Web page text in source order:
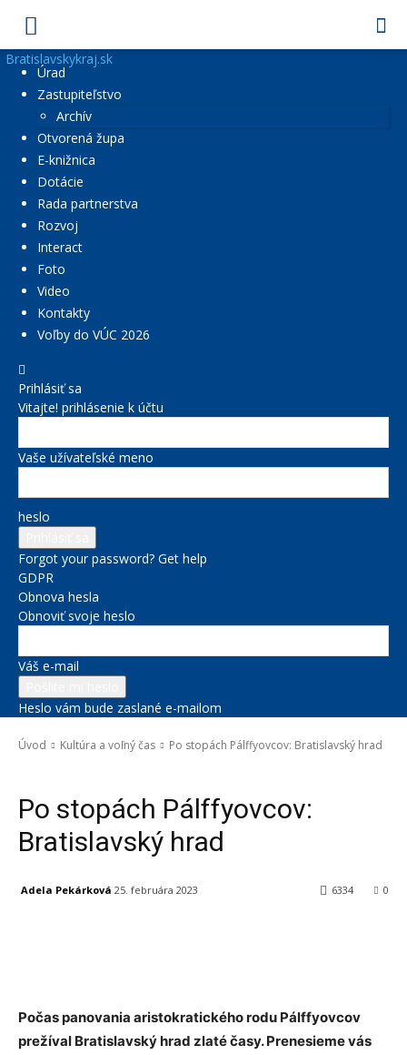
Bratislavskykraj.sk
Úrad
Zastupiteľstvo
Archív
Otvorená župa
E-knižnica
Dotácie
Rada partnerstva
Rozvoj
Interact
Foto
Video
Kontakty
Voľby do VÚC 2026
Prihlásiť sa
Vitajte! prihlásenie k účtu
Vaše užívateľské meno
heslo
Forgot your password? Get help
GDPR
Obnova hesla
Obnoviť svoje heslo
Váš e-mail
Heslo vám bude zaslané e-mailom
Úvod Kultúra a voľný čas Po stopách Pálffyovcov: Bratislavský hrad
Po stopách Pálffyovcov:
Bratislavský hrad
Adela Pekárková 25. februára 2023 0
6334
Počas panovania aristokratického rodu Pálffyovcov
prežíval Bratislavský hrad zlaté časy. Prenesieme vás